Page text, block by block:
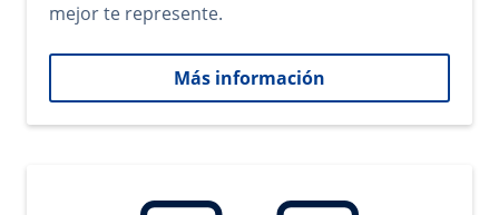
mejor te represente.
Más información